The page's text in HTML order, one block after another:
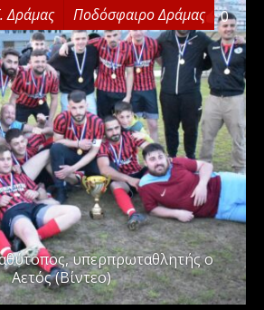
Δράμας Ποδόσφαιρο Δράμας 0
υπερπρωταθλητής ο
Αετός (Βίντεο)